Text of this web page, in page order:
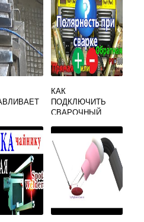
190
ПРИ
ДЕТАЛЕЙ
КАК
ПОДКЛЮЧИТЬ
СВАРОЧНЫЙ
РЕСАНТА 190
ПРОВОДА